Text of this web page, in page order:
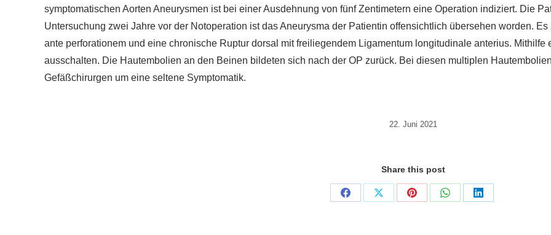
symptomatischen Aorten Aneurysmen ist bei einer Ausdehnung von fünf Zentimetern eine Operation indiziert. Die
Untersuchung zwei Jahre vor der Notoperation ist das Aneurysma der Patientin offensichtlich übersehen worden.
ante perforationem und eine chronische Ruptur dorsal mit freiliegendem Ligamentum longitudinale anterius.
ausschalten. Die Hautembolien an den Beinen bildeten sich nach der OP zurück. Bei diesen multiplen
Gefäßchirurgen um eine seltene Symptomatik.
22. Juni 2021
Share this post
Share
Share
Share
Share
Share